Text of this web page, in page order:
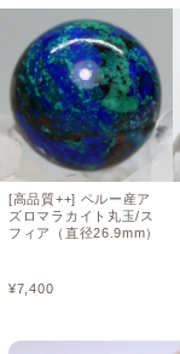
[高品質++] ペルー産ア
ズロマラカイト丸玉/ス
フィア（直径26.9mm）
¥7,400